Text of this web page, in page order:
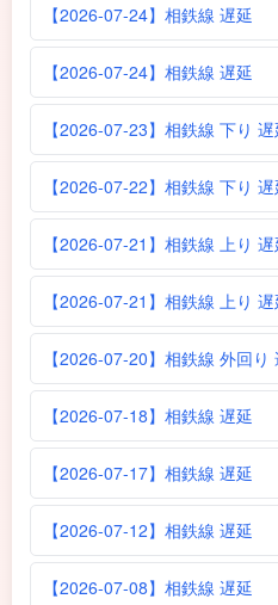
【2026-07-24】相鉄線 遅延
【2026-07-24】相鉄線 遅延
【2026-07-23】相鉄線 下り 遅
【2026-07-22】相鉄線 下り 遅
【2026-07-21】相鉄線 上り 遅
【2026-07-21】相鉄線 上り 遅
【2026-07-20】相鉄線 外回り
【2026-07-18】相鉄線 遅延
【2026-07-17】相鉄線 遅延
【2026-07-12】相鉄線 遅延
【2026-07-08】相鉄線 遅延